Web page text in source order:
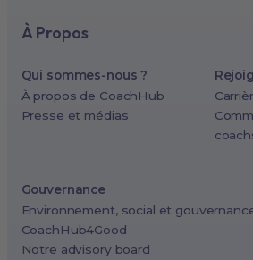
À Propos
Qui sommes-nous ?
À propos de CoachHub
Presse et médias
Gouvernance
Environnement, social et
CoachHub4Good
Notre advisory board